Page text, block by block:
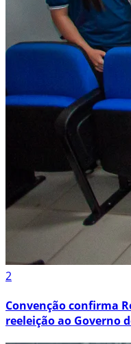
2
Convenção confirma
reeleição ao Governo